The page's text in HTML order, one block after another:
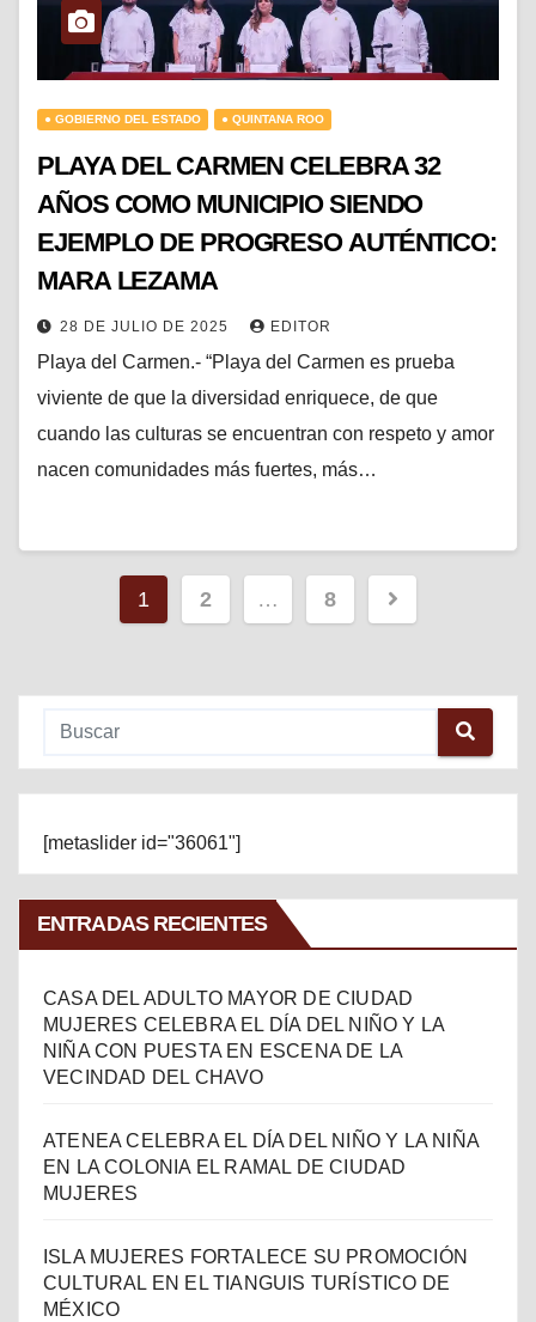
● GOBIERNO DEL ESTADO ● QUINTANA ROO
PLAYA DEL CARMEN CELEBRA 32
AÑOS COMO MUNICIPIO SIENDO
EJEMPLO DE PROGRESO AUTÉNTICO:
MARA LEZAMA
28 DE JULIO DE 2025 EDITOR
Playa del Carmen.- “Playa del Carmen es prueba
viviente de que la diversidad enriquece, de que
cuando las culturas se encuentran con respeto y amor
nacen comunidades más fuertes, más…
Paginación
entradas
1 2 … 8
[metaslider id="36061"]
ENTRADAS RECIENTES
CASA DEL ADULTO MAYOR DE CIUDAD
MUJERES CELEBRA EL DÍA DEL NIÑO Y LA
NIÑA CON PUESTA EN ESCENA DE LA
VECINDAD DEL CHAVO
ATENEA CELEBRA EL DÍA DEL NIÑO Y LA NIÑA
EN LA COLONIA EL RAMAL DE CIUDAD
MUJERES
ISLA MUJERES FORTALECE SU PROMOCIÓN
CULTURAL EN EL TIANGUIS TURÍSTICO DE
MÉXICO